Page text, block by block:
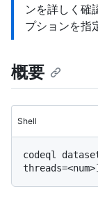
ンを詳しく確
プションを指
概要
Shell
codeql